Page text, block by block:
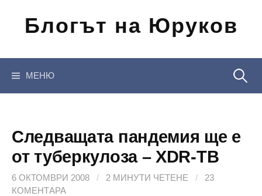
съдържанието
Блогът на Юруков
МЕНЮ
Следващата пандемия ще е
от туберкулоза – XDR-TB
6 ОКТОМВРИ 2008 / 2 МИНУТИ ЧЕТЕНЕ /
23
КОМЕНТАРА